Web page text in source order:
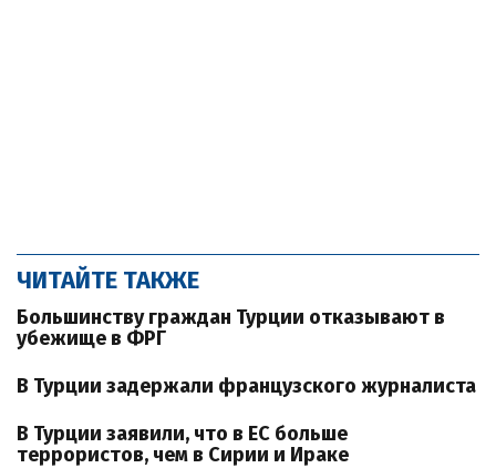
ЧИТАЙТЕ ТАКЖЕ
Большинству граждан Турции отказывают в
убежище в ФРГ
В Турции задержали французского журналиста
В Турции заявили, что в ЕС больше
террористов, чем в Сирии и Ираке